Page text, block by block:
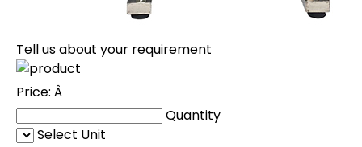
Tell us about your requirement
Price: Â
Quantity
Select Unit